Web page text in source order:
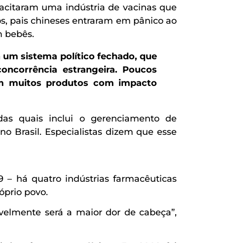
uma indústria de vacinas que
pais chineses entraram em pânico ao
bebês.
um sistema político fechado, que
estrangeira. Poucos
muitos produtos com impacto
quais inclui o gerenciamento de
Brasil. Especialistas dizem que esse
– há quatro indústrias farmacêuticas
povo.
será a maior dor de cabeça”,